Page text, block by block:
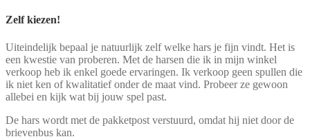
Zelf kiezen!
Uiteindelijk bepaal je natuurlijk zelf welke hars je fijn vindt. Het is
een kwestie van proberen. Met de harsen die ik in mijn winkel
verkoop heb ik enkel goede ervaringen. Ik verkoop geen spullen die
ik niet ken of kwalitatief onder de maat vind. Probeer ze gewoon
allebei en kijk wat bij jouw spel past.
De hars wordt met de pakketpost verstuurd, omdat hij niet door de
brievenbus kan.